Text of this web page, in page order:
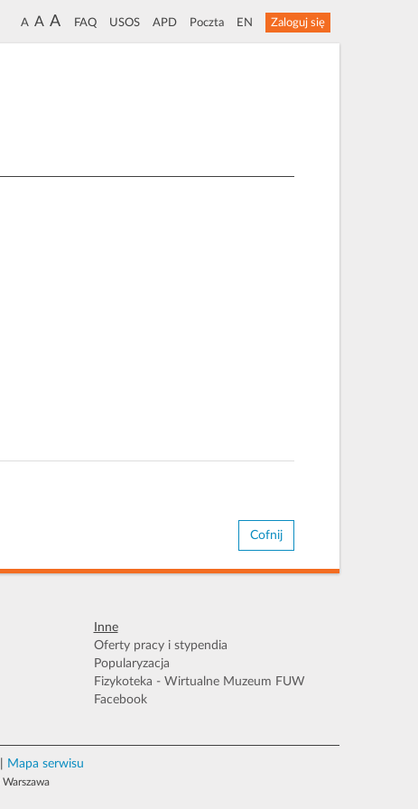
A A A FAQ USOS APD Poczta EN Zaloguj się
Cofnij
Inne
Oferty pracy i stypendia
Popularyzacja
Fizykoteka - Wirtualne Muzeum FUW
Facebook
Mapa serwisu